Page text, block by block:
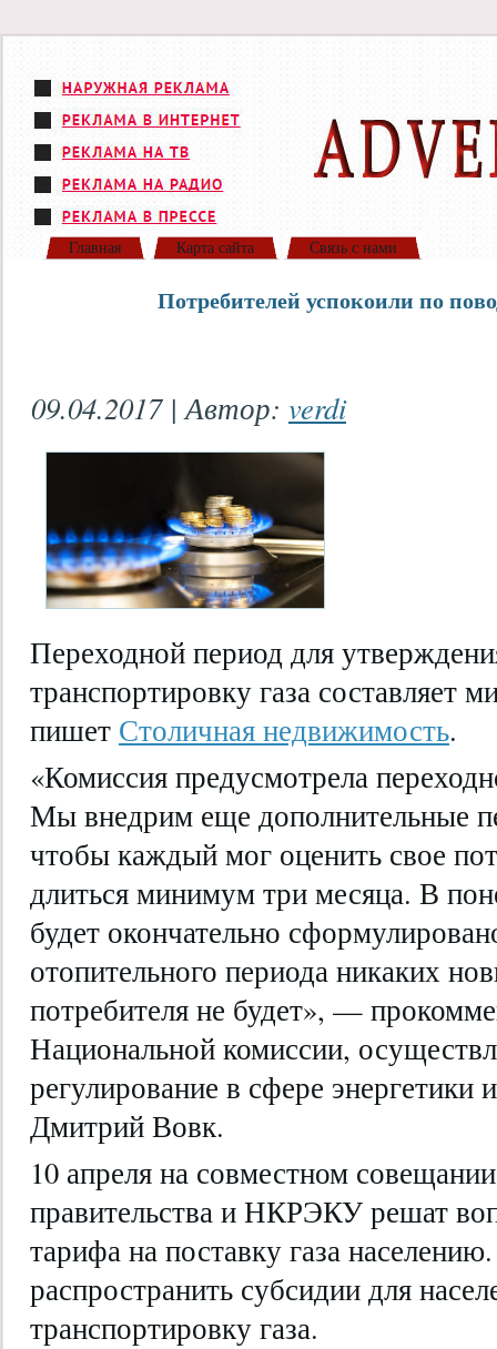
Главная Карта сайта Связь с нами
Потребителей успокоили по
09.04.2017 | Автор: verdi
Переходной период для
транспортировку газа составляет
пишет Столичная недвижимость.
«Комиссия предусмотрела
Мы внедрим еще дополнительные
чтобы каждый мог оценить свое
длиться минимум три месяца. В
будет окончательно
отопительного периода никаких
потребителя не будет», —
Национальной комиссии,
регулирование в сфере энергетики
Дмитрий Вовк.
10 апреля на совместном
правительства и НКРЭКУ решат
тарифа на поставку газа
распространить субсидии для
транспортировку газа.